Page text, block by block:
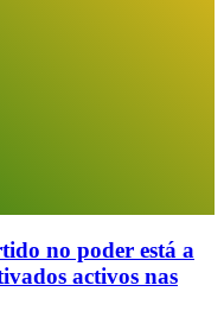
no poder está a
activos nas